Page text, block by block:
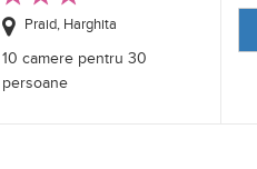
Praid, Harghita
10 camere pentru 30
persoane